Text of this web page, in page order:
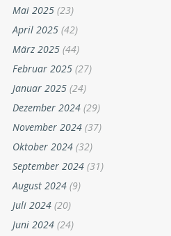
Mai 2025 (23)
April 2025 (42)
März 2025 (44)
Februar 2025 (27)
Januar 2025 (24)
Dezember 2024 (29)
November 2024 (37)
Oktober 2024 (32)
September 2024 (31)
August 2024 (9)
Juli 2024 (20)
Juni 2024 (24)